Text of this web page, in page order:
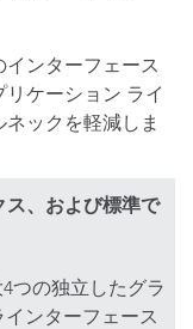
ンターフェース
ケーション ライ
ックを軽減しま
、および標準で
つの独立したグラ
インターフェース